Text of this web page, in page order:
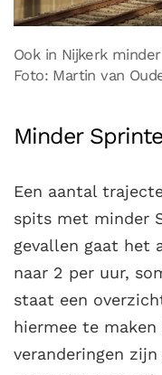
Ook in Nijkerk
Foto: Martin van
Minder
Een aantal
spits met minder
gevallen gaat het
naar 2 per uur,
staat een
hiermee te maken
veranderingen